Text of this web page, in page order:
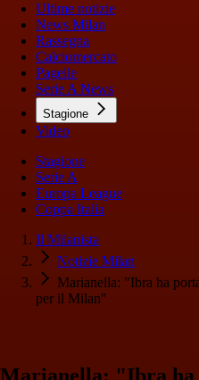
Ultime notizie
News Milan
Rassegna
Calciomercato
Pagelle
Serie A News
Stagione
Video
Stagione
Serie A
Europa League
Coppa Italia
Il Milanista
Notizie Milan
Marianella: "Ibra ha
per il Milan"